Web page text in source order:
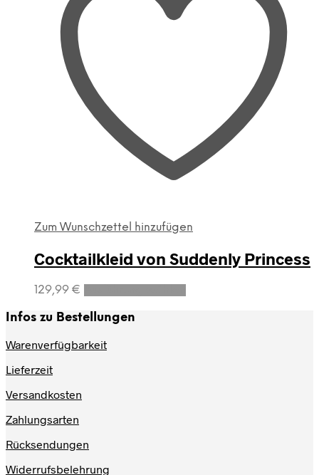
Zum Wunschzettel hinzufügen
Cocktailkleid von Suddenly Princess
129,99 €
Dieses
Infos zu Bestellungen
Warenverfügbarkeit
Lieferzeit
Versandkosten
Zahlungsarten
Rücksendungen
Widerrufsbelehrung